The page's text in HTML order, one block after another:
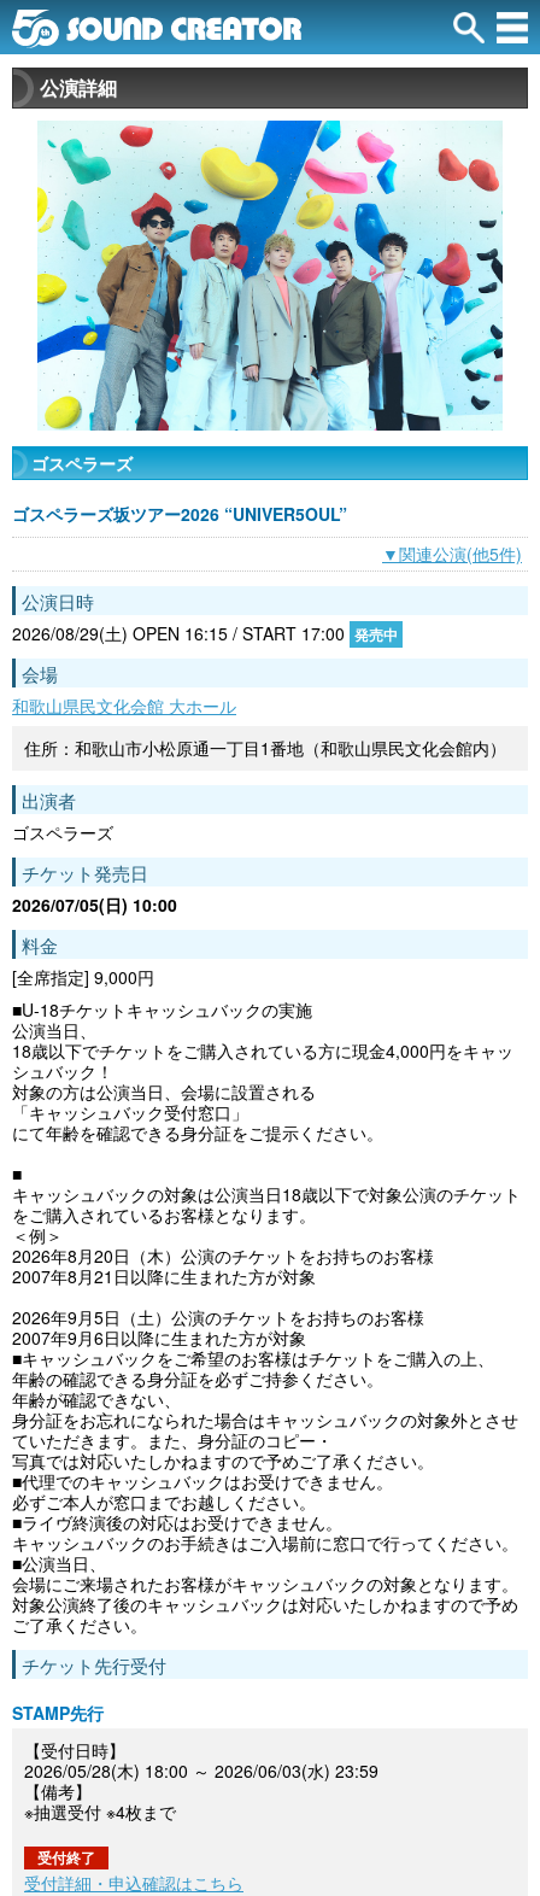
公演詳細
ゴスペラーズ
ゴスペラーズ坂ツアー2026 “UNIVER5OUL”
▼関連公演(他5件)
公演日時
2026/08/29(土) OPEN 16:15 / START 17:00 発売中
会場
和歌山県民文化会館 大ホール
住所：和歌山市小松原通一丁目1番地（和歌山県民文化会館内）
出演者
ゴスペラーズ
チケット発売日
2026/07/05(日) 10:00
料金
[全席指定] 9,000円
■U-18チケットキャッシュバックの実施
公演当日、
18歳以下でチケットをご購入されている方に現金4,000円をキャッ
シュバック！
対象の方は公演当日、会場に設置される
「キャッシュバック受付窓口」
にて年齢を確認できる身分証をご提示ください。
■
キャッシュバックの対象は公演当日18歳以下で対象公演のチケット
をご購入されているお客様となります。
＜例＞
2026年8月20日（木）公演のチケットをお持ちのお客様
2007年8月21日以降に生まれた方が対象
2026年9月5日（土）公演のチケットをお持ちのお客様
2007年9月6日以降に生まれた方が対象
■キャッシュバックをご希望のお客様はチケットをご購入の上、
年齢の確認できる身分証を必ずご持参ください。
年齢が確認できない、
身分証をお忘れになられた場合はキャッシュバックの対象外とさせ
ていただきます。また、身分証のコピー・
写真では対応いたしかねますので予めご了承ください。
■代理でのキャッシュバックはお受けできません。
必ずご本人が窓口までお越しください。
■ライヴ終演後の対応はお受けできません。
キャッシュバックのお手続きはご入場前に窓口で行ってください。
■公演当日、
会場にご来場されたお客様がキャッシュバックの対象となります。
対象公演終了後のキャッシュバックは対応いたしかねますので予め
ご了承ください。
チケット先行受付
STAMP先行
【受付日時】
2026/05/28(木) 18:00 ～ 2026/06/03(水) 23:59
【備考】
※抽選受付 ※4枚まで
受付終了
受付詳細・申込確認はこちら